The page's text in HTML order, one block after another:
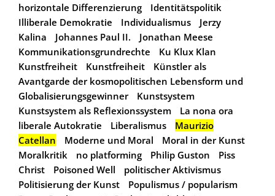
horizontale Differenzierung
Identitätspolitik
Illiberale Demokratie
Individualismus
Jerzy
Kalina
Johannes Paul II.
Jonathan Meese
Kommunikationsgrundrechte
Ku Klux Klan
Kunstfreiheit
Kunstfreiheit
Künstler als
Avantgarde der kosmopolitischen Lebensform und
Globalisierungsgewinner
Kunstsystem
Kunstsystem als Reflexionssystem
La nona ora
liberale Autokratie
Liberalismus
Maurizio
Catellan
Moderne und Moral
Moral in der Kunst
Moralkritik
no platforming Philip Guston
Piss
Christ
Poisoned Well
politischer Aktivismus
Politisierung der Kunst
Populismus / popularism